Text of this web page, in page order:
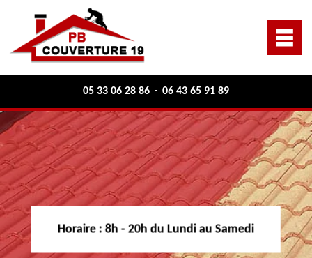
05 33 06 28 86 - 06 43 65 91 89
Horaire : 8h - 20h du Lundi au Samedi